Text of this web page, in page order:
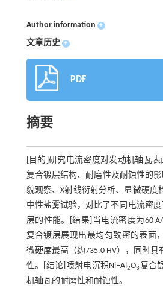
Author information +
文章历史 +
PDF
摘要
[目的]研究电流密度对发动机轴瓦
复合镀层结构、耐磨性及耐蚀性的
貌观察、X射线衍射分析、显微硬度
中性盐雾试验，对比了不同电流密度
层的性能。[结果]当电流密度为60
复合镀层展现出最均匀致密的表面
微硬度最高（约735.0 HV），同时
性。[结论]喷射电沉积Ni–Al2O3复合
机轴瓦的耐磨性和耐蚀性。